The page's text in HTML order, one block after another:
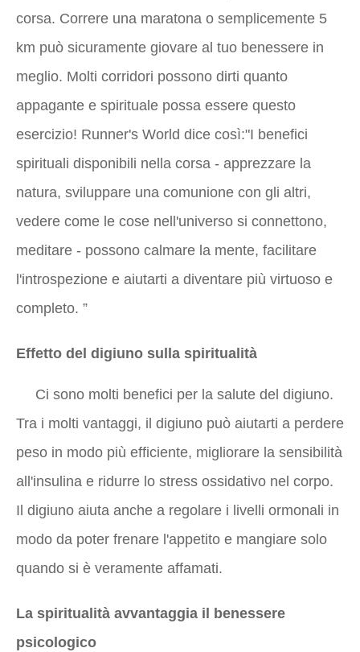
corsa. Correre una maratona o semplicemente 5
km può sicuramente giovare al tuo benessere in
meglio. Molti corridori possono dirti quanto
appagante e spirituale possa essere questo
esercizio! Runner's World dice così:"I benefici
spirituali disponibili nella corsa - apprezzare la
natura, sviluppare una comunione con gli altri,
vedere come le cose nell'universo si connettono,
meditare - possono calmare la mente, facilitare
l'introspezione e aiutarti a diventare più virtuoso e
completo. ”
Effetto del digiuno sulla spiritualità
Ci sono molti benefici per la salute del digiuno.
Tra i molti vantaggi, il digiuno può aiutarti a perdere
peso in modo più efficiente, migliorare la sensibilità
all'insulina e ridurre lo stress ossidativo nel corpo.
Il digiuno aiuta anche a regolare i livelli ormonali in
modo da poter frenare l'appetito e mangiare solo
quando si è veramente affamati.
La spiritualità avvantaggia il benessere
psicologico